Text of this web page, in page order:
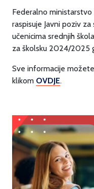
Federalno ministarstvo
raspisuje Javni poziv
učenicima srednjih
za školsku 2024/2025
Sve informacije
klikom OVDJE.